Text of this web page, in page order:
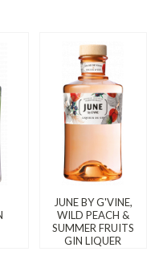
JUNE BY G'VINE,
WILD PEACH &
SUMMER FRUITS
GIN LIQUER